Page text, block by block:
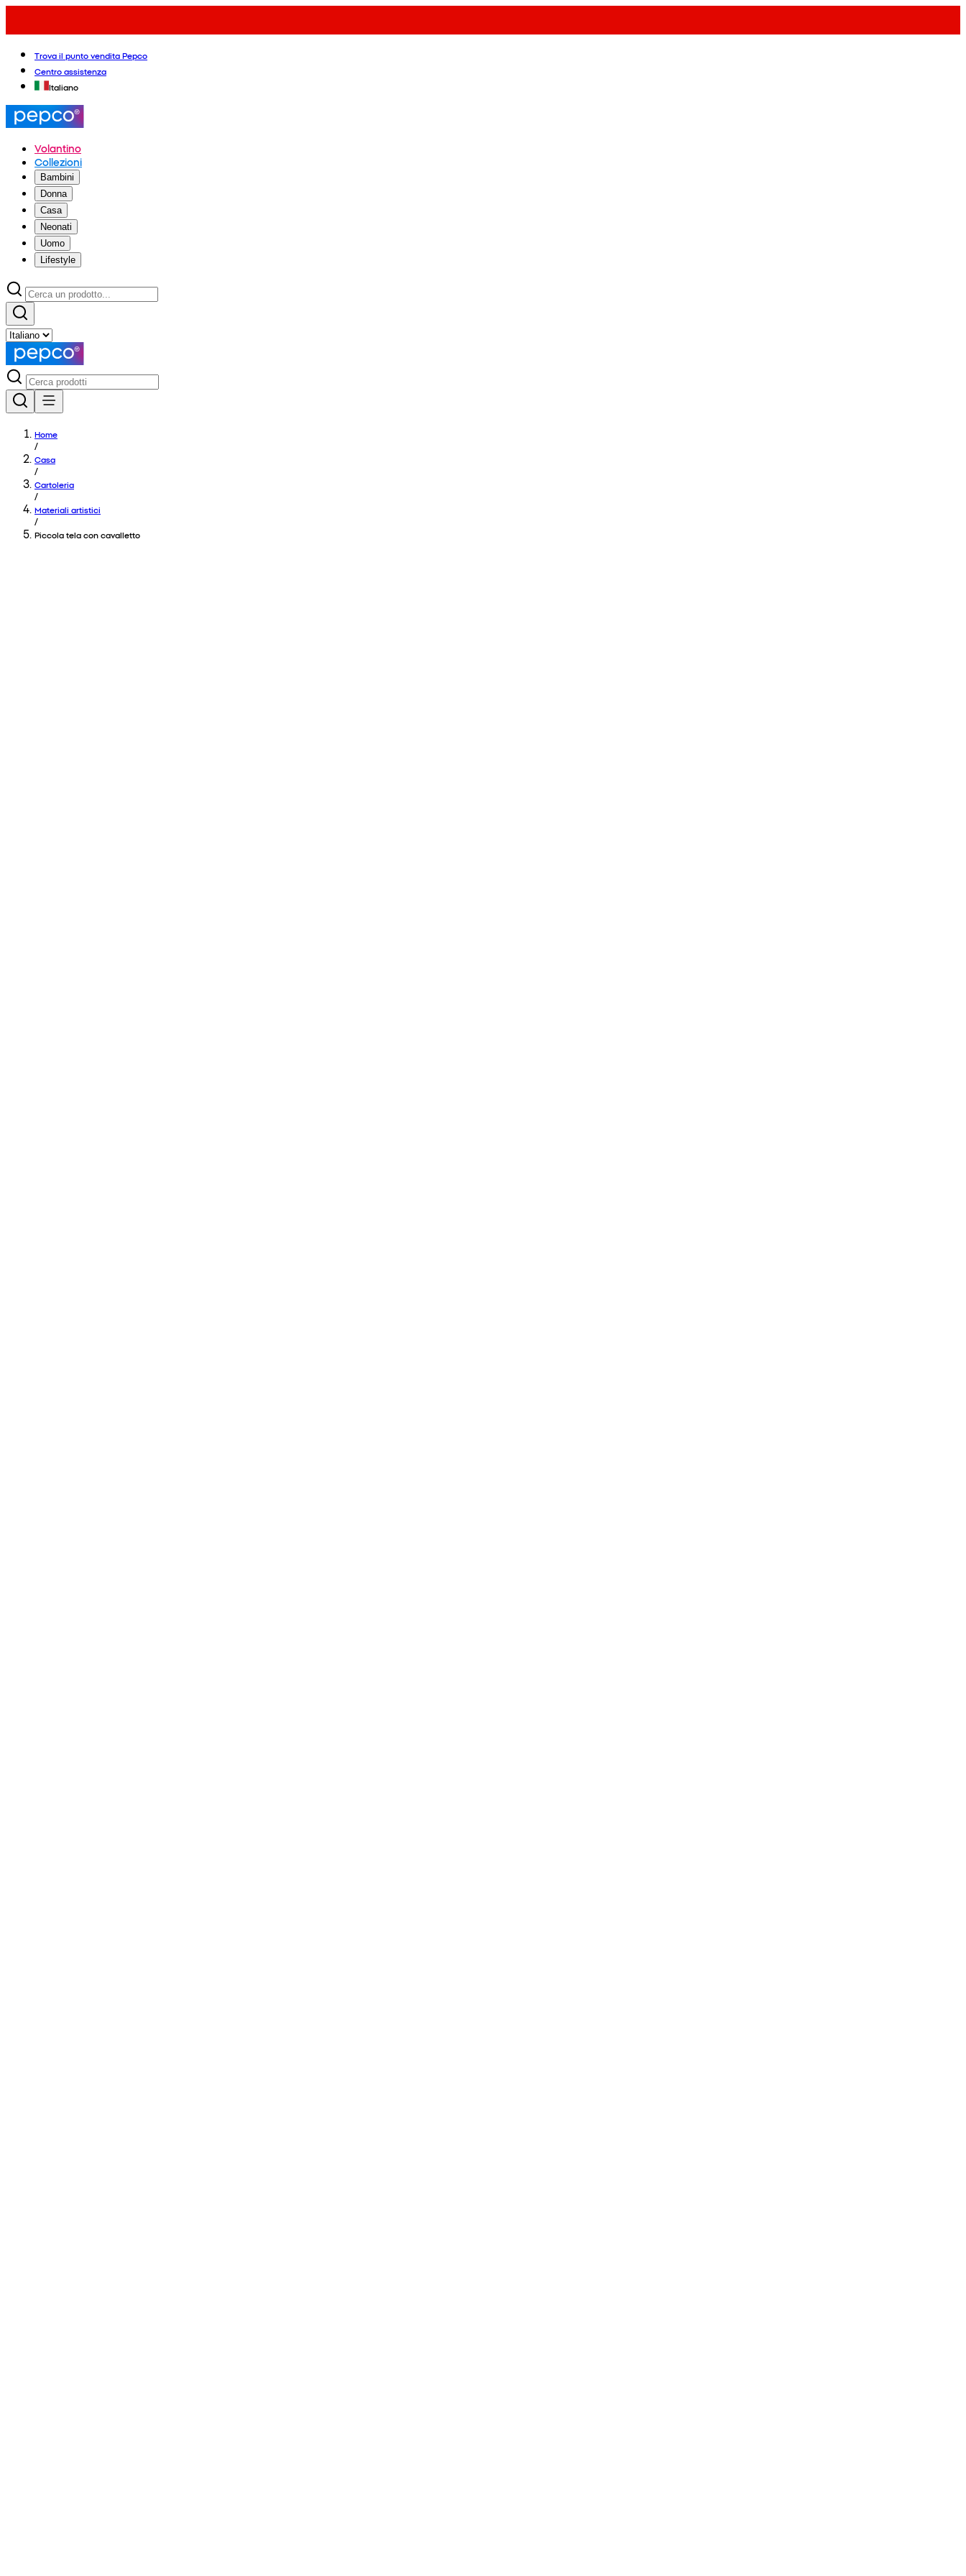
Trova il punto vendita Pepco
Centro assistenza
Italiano
Volantino
Collezioni
Bambini
Donna
Casa
Neonati
Uomo
Lifestyle
Home
/
Casa
/
Cartoleria
/
Materiali artistici
/
Piccola tela con cavalletto